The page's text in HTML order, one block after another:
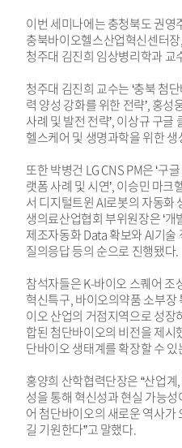
이번 세미나에는 충청북도 권
충북바이오헬스산업혁신센터
청주대 김진희 임상병리학과 교
청주대 김진희 교수는 ‘충북 첨
력 양성 강화를 위한 전략’, 홍성
사례 및 발전 전략’, 이상규 구글
헬스케어 및 생명과학을 위한
또한 박병건 LG CNS PM은 ‘구
랫폼 사례 및 시연’, 이승민 마크
서 디지털트윈 AI로봇의 자동화
생의료산업협회 부위원장은 ‘
제조자동화 Data 확보와 AI기술
질의응답 등의 순으로 진행됐다.
참석자들은 K-바이오 스퀘어 조
혁신특구, 바이오의약품 소부
이오 산업의 거점지역으로 성
합된 첨단바이오의 비전을 제시
단바이오 생태계를 확장할 수
홍양희 산학협력단장은 “산업
성을 통해 혁신성과 현실 가능
어 첨단바이오의 새로운 역사가
길 기원한다”고 말했다.